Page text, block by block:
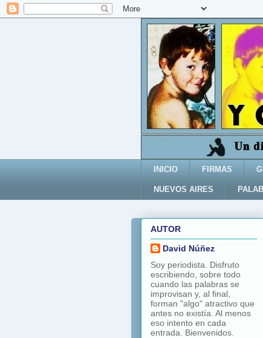
INICIO FIRMAS
NUEVOS AIRES
AUTOR
David Núñez
Soy periodista. Disfruto
escribiendo, sobre todo
cuando las palabras se
improvisan y, al final,
forman "algo" atractivo que
antes no existía. Al menos
eso intento en cada
entrada. Bienvenidos.